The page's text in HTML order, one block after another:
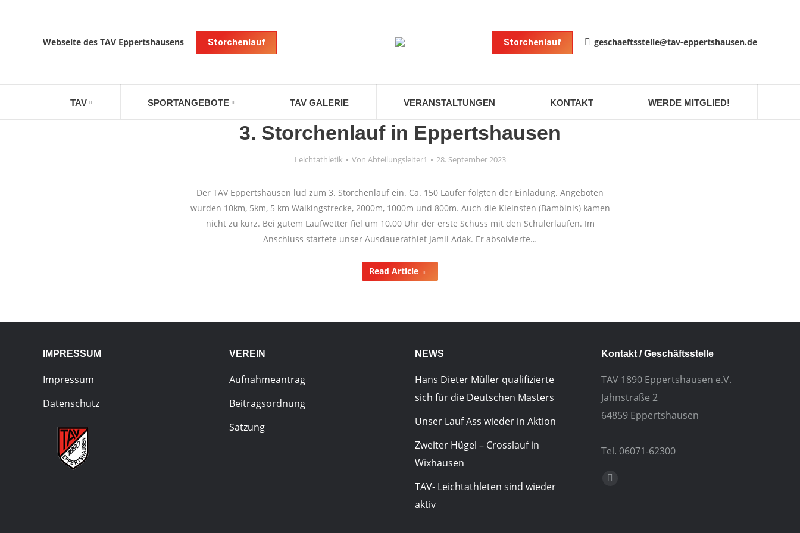
Webseite des TAV Eppertshausens Storchenlauf Storchenlauf geschaeftsstelle@tav-eppertshausen.de
TAV SPORTANGEBOTE TAV GALERIE VERANSTALTUNGEN KONTAKT WERDE MITGLIED!
3. Storchenlauf in Eppertshausen
Leichtathletik Von Abteilungsleiter1 28. September 2023
Der TAV Eppertshausen lud zum 3. Storchenlauf ein. Ca. 150 Läufer folgten der Einladung. Angeboten
wurden 10km, 5km, 5 km Walkingstrecke, 2000m, 1000m und 800m. Auch die Kleinsten (Bambinis) kamen
nicht zu kurz. Bei gutem Laufwetter fiel um 10.00 Uhr der erste Schuss mit den Schülerläufen. Im
Anschluss startete unser Ausdauerathlet Jamil Adak. Er absolvierte…
Read Article
IMPRESSUM
Impressum
Datenschutz
VEREIN
Aufnahmeantrag
Beitragsordnung
Satzung
NEWS
Hans Dieter Müller qualifizierte
sich für die Deutschen Masters
Unser Lauf Ass wieder in Aktion
Zweiter Hügel – Crosslauf in
Wixhausen
TAV- Leichtathleten sind wieder
aktiv
Kontakt / Geschäftsstelle
TAV 1890 Eppertshausen e.V.
Jahnstraße 2
64859 Eppertshausen
Tel. 06071-62300
Finden Sie uns auf:
E-